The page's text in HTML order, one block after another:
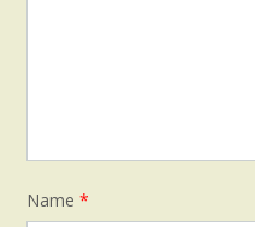
Name *